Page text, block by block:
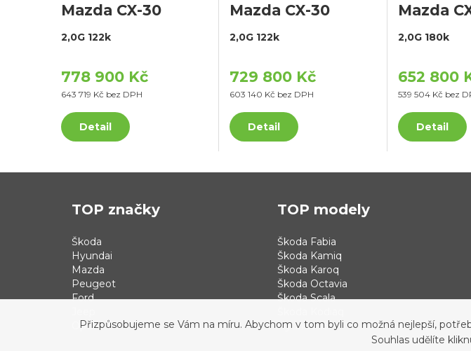
Mazda CX-30
2,0G 122k
778 900 Kč
643 719 Kč bez DPH
Detail
Mazda CX-30
2,0G 122k
729 800 Kč
603 140 Kč bez DPH
Detail
Mazda
2,0G 180k
652 800
539 504 Kč bez
Detail
TOP značky
Škoda
Hyundai
Mazda
Peugeot
Ford
Opel
TOP modely
Škoda Fabia
Škoda Kamiq
Škoda Karoq
Škoda Octavia
Škoda Scala
Hyundai i30
Přizpůsobujeme se Vám na míru. Abychom v tom byli co možná nejlepší,
Souhlas udělíte